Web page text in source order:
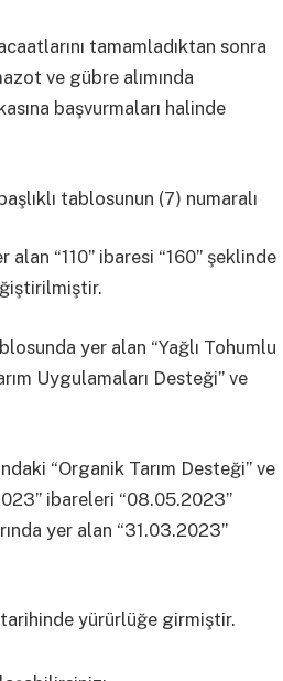
tamamladıktan sonra
ve gübre alımında
başvurmaları halinde
tablosunun (7) numaralı
“110” ibaresi “160” şeklinde
yer alan “Yağlı Tohumlu
Uygulamaları Desteği” ve
“Organik Tarım Desteği” ve
ibareleri “08.05.2023”
yer alan “31.03.2023”
yürürlüğe girmiştir.